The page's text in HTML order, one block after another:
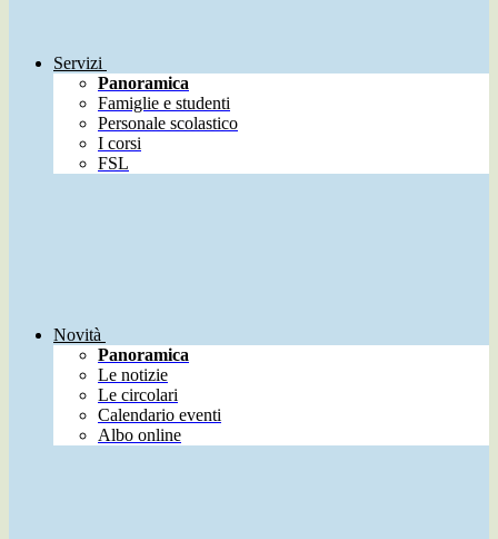
Servizi
Panoramica
Famiglie e studenti
Personale scolastico
I corsi
FSL
Novità
Panoramica
Le notizie
Le circolari
Calendario eventi
Albo online